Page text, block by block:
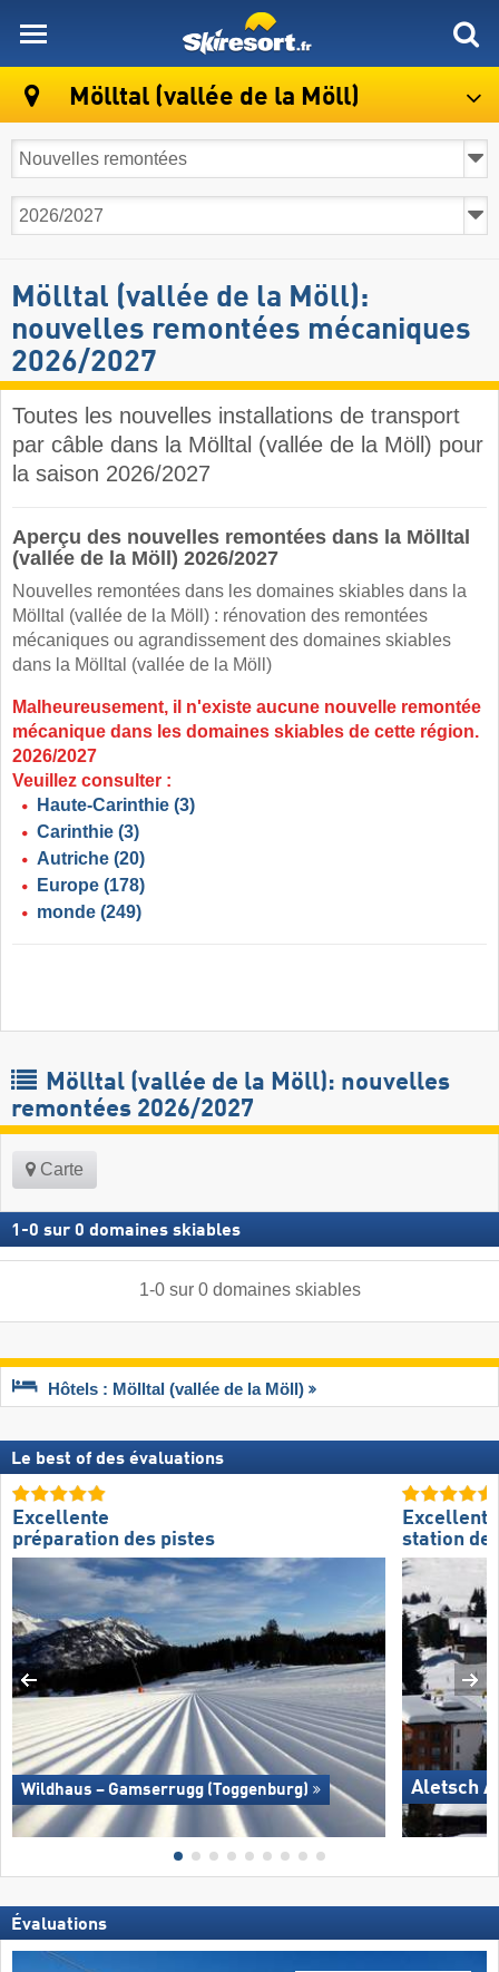
Mölltal (vallée de la Möll)
Mölltal (vallée de la Möll):
nouvelles remontées mécaniques
2026/2027
Toutes les nouvelles installations de transport
par câble dans la Mölltal (vallée de la Möll) pour
la saison 2026/2027
Aperçu des nouvelles remontées dans la Mölltal
(vallée de la Möll) 2026/2027
Nouvelles remontées dans les domaines skiables dans la
Mölltal (vallée de la Möll) : rénovation des remontées
mécaniques ou agrandissement des domaines skiables
dans la Mölltal (vallée de la Möll)
Malheureusement, il n'existe aucune nouvelle remontée
mécanique dans les domaines skiables de cette région.
2026/2027
Veuillez consulter :
Haute-Carinthie (3)
Carinthie (3)
Autriche (20)
Europe (178)
monde (249)
Mölltal (vallée de la Möll): nouvelles
remontées 2026/2027
Carte
1 -0 sur 0 domaines skiables
1-0sur 0 domaines skiables
Hôtels : Mölltal (vallée de la Möll)
Le best of des évaluations
Excellente
préparation des pistes
Wildhaus – Gamserrugg (Toggenburg)
Excellente
station
Aletsch
Évaluations